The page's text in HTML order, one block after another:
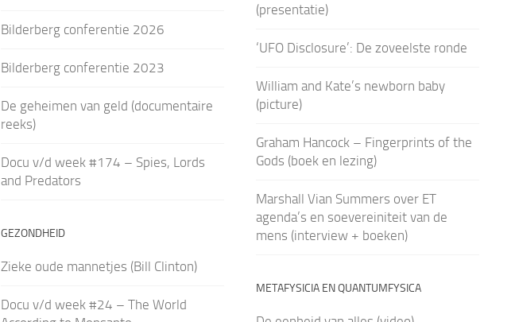
Bilderberg conferentie 2026
Bilderberg conferentie 2023
De geheimen van geld (documentaire
reeks)
Docu v/d week #174 – Spies, Lords
and Predators
GEZONDHEID
Zieke oude mannetjes (Bill Clinton)
Docu v/d week #24 – The World
(presentatie)
‘UFO Disclosure’: De zoveelste ronde
William and Kate’s newborn baby
(picture)
Graham Hancock – Fingerprints of the
Gods (boek en lezing)
Marshall Vian Summers over ET
agenda’s en soevereiniteit van de
mens (interview + boeken)
METAFYSICIA EN QUANTUMFYSICA